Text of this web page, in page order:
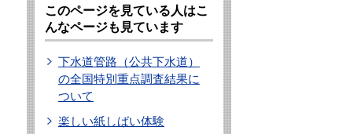
このページを見ている人はこ
んなページも見ています
下水道管路（公共下水道）
の全国特別重点調査結果に
ついて
楽しい紙しばい体験